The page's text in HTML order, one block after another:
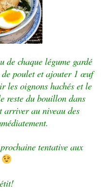
de chaque légume gardé
poulet et ajouter 1 œuf
les oignons hachés et le
reste du bouillon dans
au niveau des
tentative aux